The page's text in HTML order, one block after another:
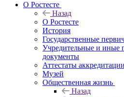
О Ростесте
Назад
О Ростесте
История
Государственные
Учредительные и иные
документы
Аттестаты
Музей
Общественная жизнь
Назад